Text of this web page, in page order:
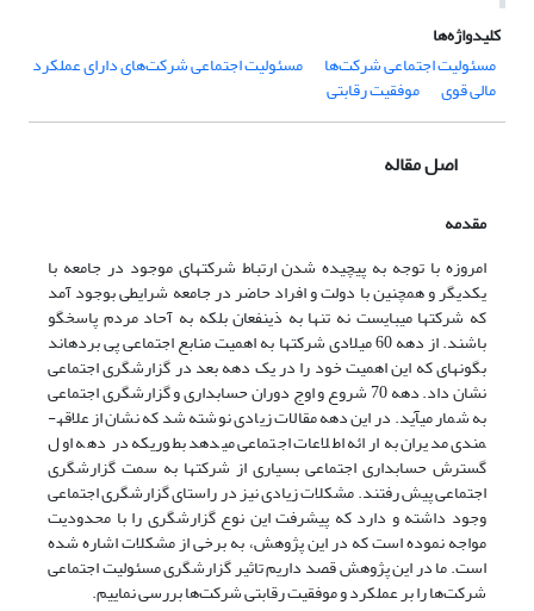
کلیدواژه‌ها
مسئولیت اجتماعی شرکت‌ها
مسئولیت اجتماعی شرکت‌های دارای عملکرد
مالی قوی موفقیت رقابتی
اصل مقاله
مقدمه
امروزه با توجه به پیچیده شدن ارتباط شرکت­های موجود در جامعه با
یکدیگر و همچنین با دولت و افراد حاضر در جامعه شرایطی بوجود آمد
که شرکت­ها می­بایست نه تنها به ذینفعان بلکه به آحاد مردم پاسخگو
باشند. از دهه 60 میلادی شرکت­ها به اهمیت منابع اجتماعی پی برده­اند
بگونه­ای که این اهمیت خود را در یک دهه بعد در گزارشگری اجتماعی
نشان داد. دهه 70 شروع و اوج دوران حسابداری و گزارشگری اجتماعی
به شمار می­آید. در این دهه مقالات زیادی نوشته شد که نشان از علاقه­
مندی مدیران به ارائه اطلاعات اجتماعی می­دهد بطوری­که در دهه اول
گسترش حسابداری اجتماعی بسیاری از شرکت­ها به سمت گزارشگری
اجتماعی پیش رفتند. مشکلات زیادی نیز در راستای گزارشگری اجتماعی
وجود داشته و دارد که پیشرفت این نوع گزارشگری را با محدودیت
مواجه نموده است که در این پژوهش، به برخی از مشکلات اشاره شده
است. ما در این پژوهش قصد داریم تاثیر گزارشگری مسئولیت اجتماعی
شرکت‌ها را بر عملکرد و موفقیت رقابتی شرکت‌ها بررسی نماییم.